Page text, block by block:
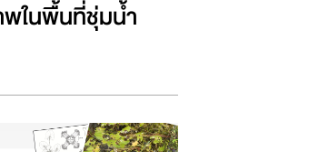
ในพื้นที่ชุ่มน้ำ